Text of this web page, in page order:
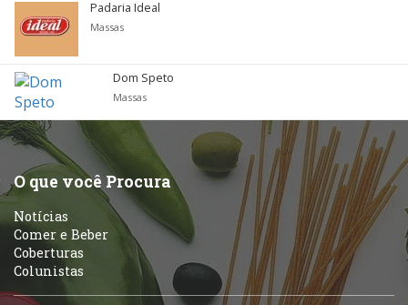
Padaria Ideal
Massas
Dom Speto
Massas
O que você Procura
Notícias
Comer e Beber
Coberturas
Colunistas